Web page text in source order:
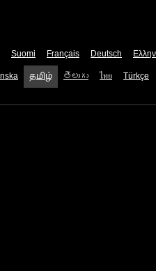
Suomi Français Deutsch
தமிழ் తెలుగు ไทย Türkçe